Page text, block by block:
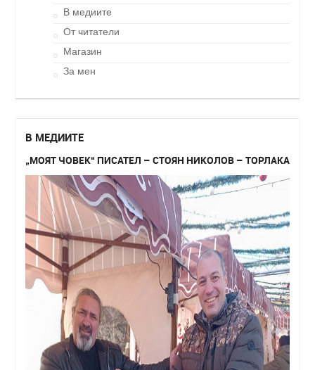
В медиите
От читатели
Магазин
За мен
В МЕДИИТЕ
„МОЯТ ЧОВЕК“ ПИСАТЕЛ – СТОЯН НИКОЛОВ – ТОРЛАКА